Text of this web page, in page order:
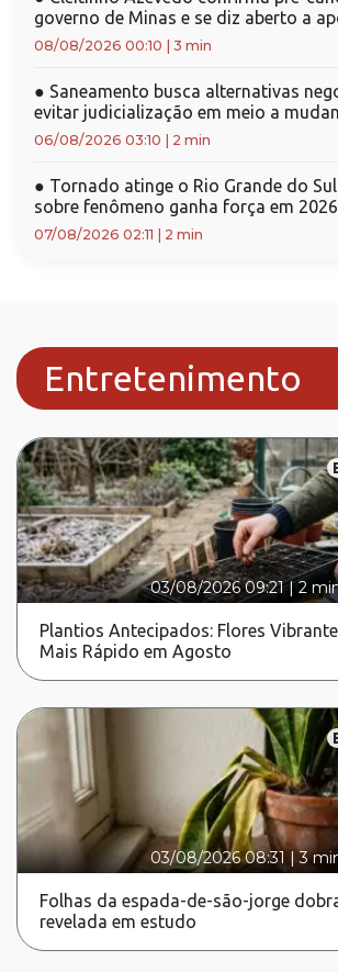
governo de Minas e se diz aberto a
08/08/2026 00:10 3 min
● Saneamento busca alternativas
evitar judicialização em meio a
06/08/2026 03:10 2 min
● Tornado atinge o Rio Grande do
sobre fenômeno ganha força em 2026
07/08/2026 02:11 2 min
Entretenimento
03/08/2026 09:21|2
Plantios Antecipados: Flores
Mais Rápido em Agosto
03/08/2026 08:31 |3
Folhas da espada-de-são-jorge
revelada em estudo